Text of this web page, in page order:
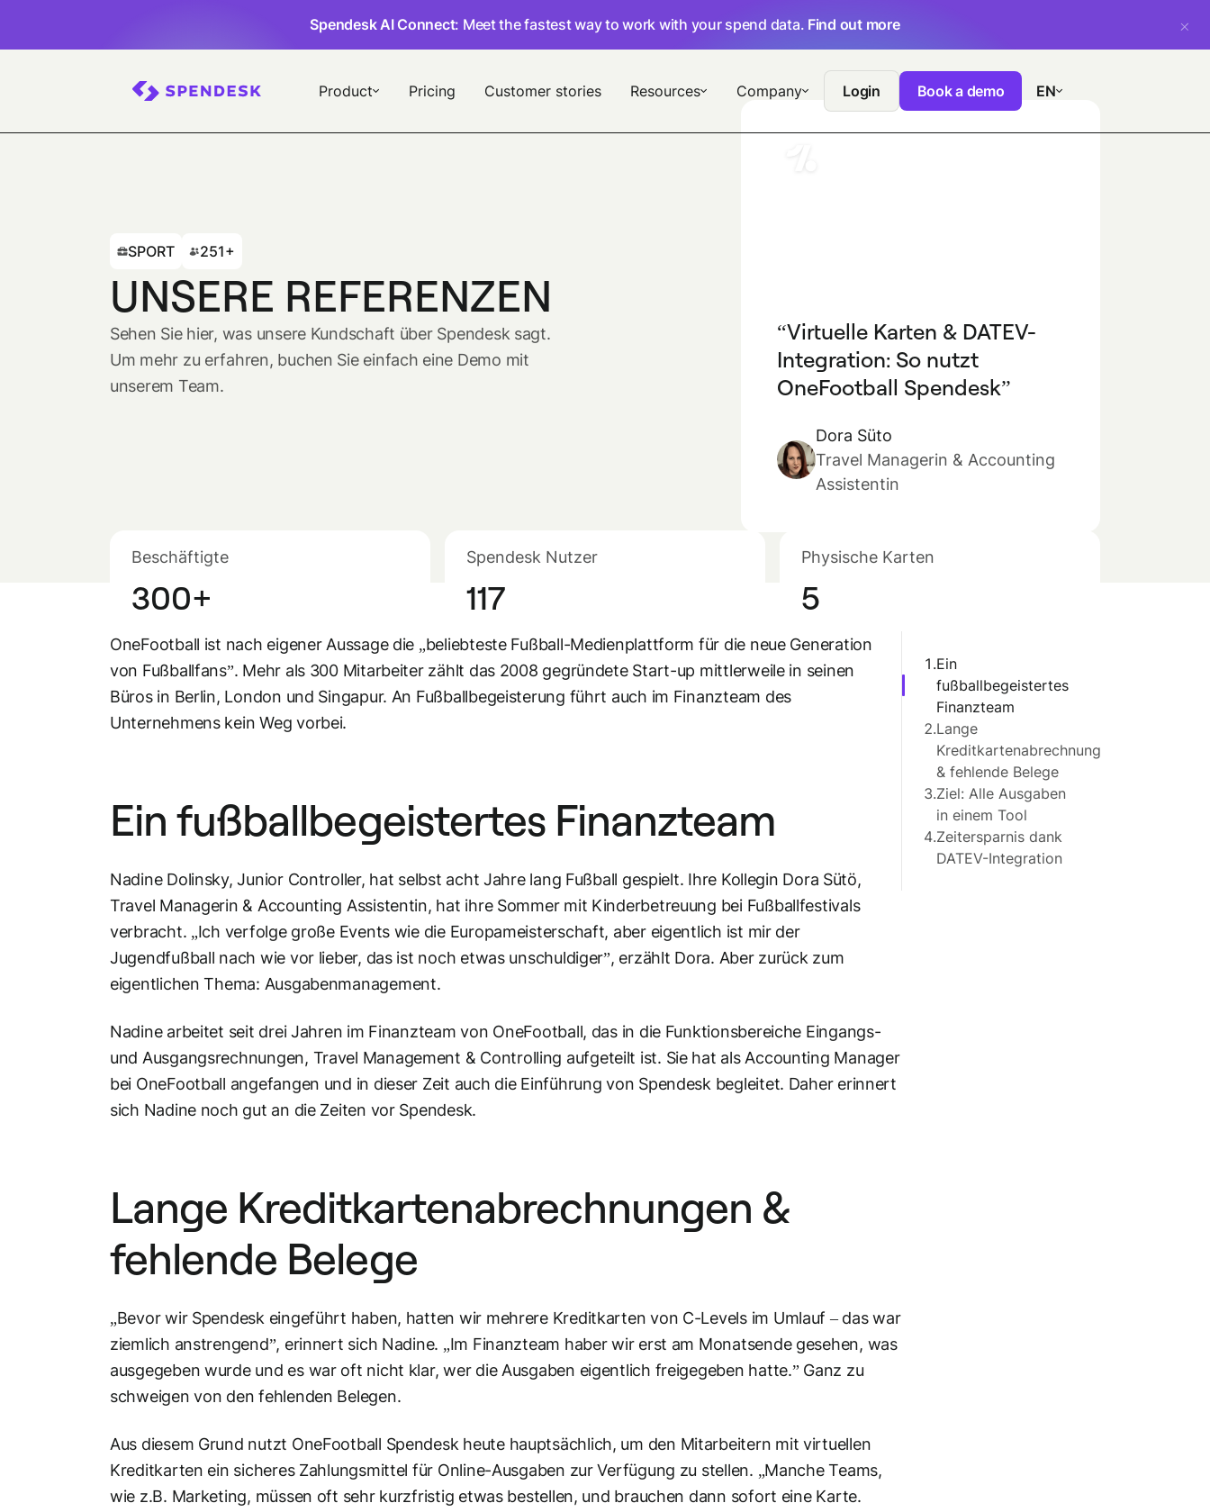
Spendesk AI Connect: Meet the fastest way to work with your spend data. Find out more
Product Pricing Customer stories Resources Company Login Book a demo EN
SPORT 251+
UNSERE REFERENZEN
Sehen Sie hier, was unsere Kundschaft über Spendesk sagt.
Um mehr zu erfahren, buchen Sie einfach eine Demo mit
unserem Team.
Virtuelle Karten & DATEV-
Integration: So nutzt
OneFootball Spendesk
Dora Süto
Travel Managerin & Accounting
Assistentin
Beschäftigte
300+
Spendesk Nutzer
117
Physische Karten
5
OneFootball ist nach eigener Aussage die „beliebteste Fußball-Medienplattform für die neue Generation
von Fußballfans”. Mehr als 300 Mitarbeiter zählt das 2008 gegründete Start-up mittlerweile in seinen
Büros in Berlin, London und Singapur. An Fußballbegeisterung führt auch im Finanzteam des
Unternehmens kein Weg vorbei.
Ein fußballbegeistertes Finanzteam
Nadine Dolinsky, Junior Controller, hat selbst acht Jahre lang Fußball gespielt. Ihre Kollegin Dora Sütö,
Travel Managerin & Accounting Assistentin, hat ihre Sommer mit Kinderbetreuung bei Fußballfestivals
verbracht. „Ich verfolge große Events wie die Europameisterschaft, aber eigentlich ist mir der
Jugendfußball nach wie vor lieber, das ist noch etwas unschuldiger”, erzählt Dora. Aber zurück zum
eigentlichen Thema: Ausgabenmanagement.
Nadine arbeitet seit drei Jahren im Finanzteam von OneFootball, das in die Funktionsbereiche Eingangs-
und Ausgangsrechnungen, Travel Management & Controlling aufgeteilt ist. Sie hat als Accounting Manager
bei OneFootball angefangen und in dieser Zeit auch die Einführung von Spendesk begleitet. Daher erinnert
sich Nadine noch gut an die Zeiten vor Spendesk.
Lange Kreditkartenabrechnungen &
fehlende Belege
„Bevor wir Spendesk eingeführt haben, hatten wir mehrere Kreditkarten von C-Levels im Umlauf – das war
ziemlich anstrengend”, erinnert sich Nadine. „Im Finanzteam haber wir erst am Monatsende gesehen, was
ausgegeben wurde und es war oft nicht klar, wer die Ausgaben eigentlich freigegeben hatte.” Ganz zu
schweigen von den fehlenden Belegen.
Aus diesem Grund nutzt OneFootball Spendesk heute hauptsächlich, um den Mitarbeitern mit virtuellen
Kreditkarten ein sicheres Zahlungsmittel für Online-Ausgaben zur Verfügung zu stellen. „Manche Teams,
wie z.B. Marketing, müssen oft sehr kurzfristig etwas bestellen, und brauchen dann sofort eine Karte.
1.Ein
fußballbegeistertes
Finanzteam
2.Lange
Kreditkartenabrechnungen
& fehlende Belege
3.Ziel: Alle Ausgaben
in einem Tool
4.Zeitersparnis dank
DATEV-Integration